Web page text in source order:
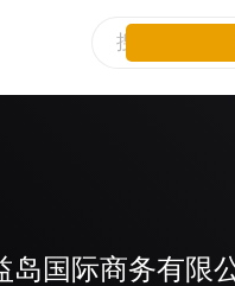
岛国际商务有限